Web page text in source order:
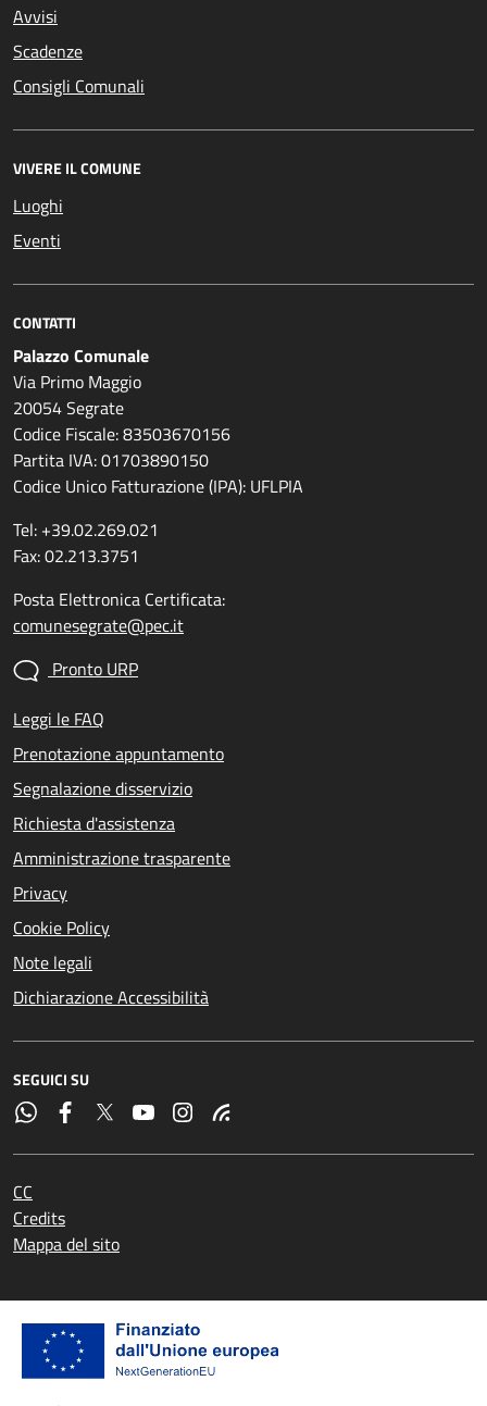
Avvisi
Scadenze
Consigli Comunali
VIVERE IL COMUNE
Luoghi
Eventi
CONTATTI
Palazzo Comunale
Via Primo Maggio
20054 Segrate
Codice Fiscale: 83503670156
Partita IVA: 01703890150
Codice Unico Fatturazione (IPA): UFLPIA
Tel: +39.02.269.021
Fax: 02.213.3751
Posta Elettronica Certificata:
comunesegrate@pec.it
Pronto URP
Leggi le FAQ
Prenotazione appuntamento
Segnalazione disservizio
Richiesta d'assistenza
Amministrazione trasparente
Privacy
Cookie Policy
Note legali
Dichiarazione Accessibilità
SEGUICI SU
CC
Credits
Mappa del sito